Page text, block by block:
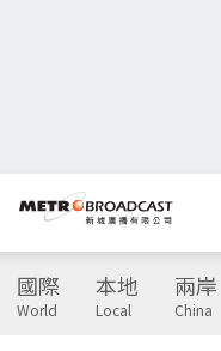
國際
World
本地
Local
兩岸
China